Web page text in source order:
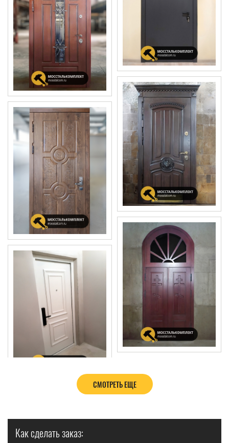
СМОТРЕТЬ ЕЩЕ
Как сделать заказ: